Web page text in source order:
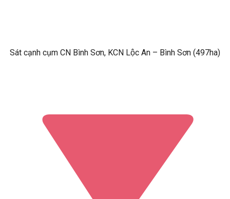
Sát cạnh cụm CN Bình Sơn, KCN Lộc An – Bình Sơn (497ha)